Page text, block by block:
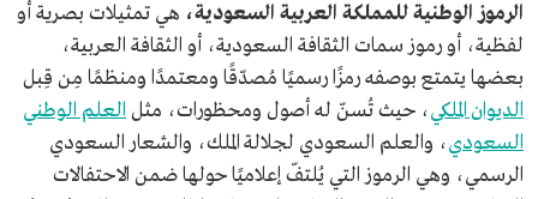
الرموز الوطنية للمملكة العربية السعودية، هي تمثيلات بصرية أو
لفظية، أو رموز سمات الثقافة السعودية، أو الثقافة العربية،
بعضها يتمتع بوصفه رمزًا رسميًا مُصدّقًا ومعتمدًا ومنظمًا مِن قِبل
الديوان الملكي، حيث تُسنّ له أصول ومحظورات، مثل العلم الوطني
السعودي، والعلم السعودي لجلالة الملك، والشعار السعودي
الرسمي، وهي الرموز التي يُلتفّ إعلاميًا حولها ضمن الاحتفالات